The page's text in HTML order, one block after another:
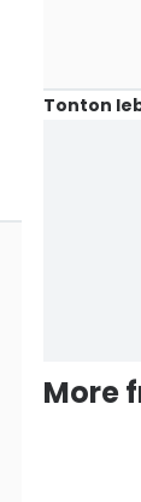
Tonton
More